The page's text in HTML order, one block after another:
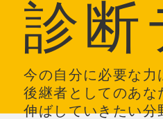
診断
今の自分に必要な力
後継者としてのあな
伸ばしていきたい分